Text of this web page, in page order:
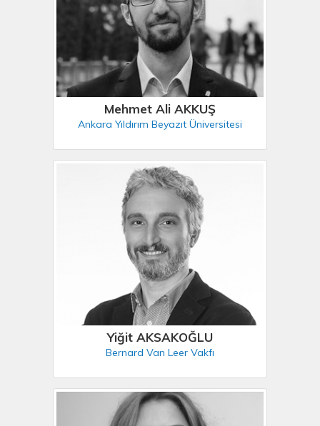
Mehmet Ali AKKUŞ
Ankara Yıldırım Beyazıt Üniversitesi
Yiğit AKSAKOĞLU
Bernard Van Leer Vakfı